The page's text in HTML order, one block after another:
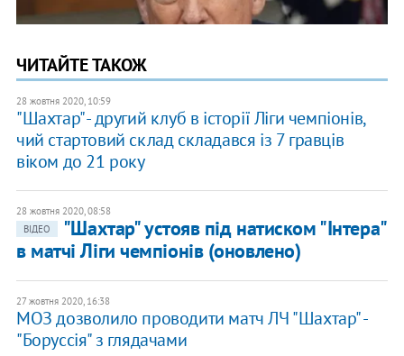
ЧИТАЙТЕ ТАКОЖ
28 жовтня 2020, 10:59
"Шахтар" - другий клуб в історії Ліги чемпіонів,
чий стартовий склад складався із 7 гравців
віком до 21 року
28 жовтня 2020, 08:58
ВІДЕО
"Шахтар" устояв під натиском "Інтера"
в матчі Ліги чемпіонів (оновлено)
27 жовтня 2020, 16:38
МОЗ дозволило проводити матч ЛЧ "Шахтар" -
"Боруссія" з глядачами